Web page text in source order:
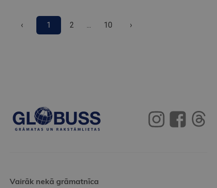
‹ 1 2 10 ›
Vairāk nekā grāmatnīca